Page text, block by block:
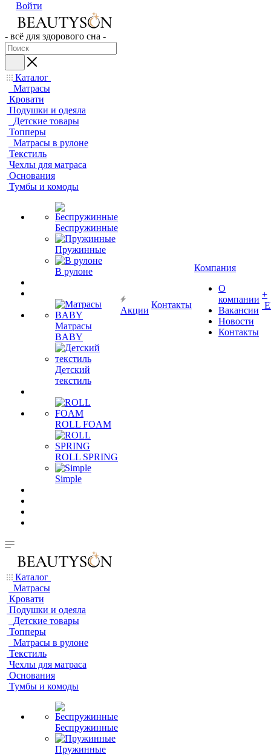
Войти
- всё для здорового сна -
Каталог
Матрасы
Кровати
Подушки и одеяла
Детские товары
Топперы
Матрасы в рулоне
Текстиль
Чехлы для матраса
Основания
Тумбы и комоды
Беспружинные
Пружинные
В рулоне
Матрасы
BABY
Детский
текстиль
ROLL FOAM
ROLL SPRING
Simple
Акции
Контакты
Компания
О
компании
Вакансии
Новости
Контакты
+
Каталог
Матрасы
Кровати
Подушки и одеяла
Детские товары
Топперы
Матрасы в рулоне
Текстиль
Чехлы для матраса
Основания
Тумбы и комоды
Беспружинные
Пружинные